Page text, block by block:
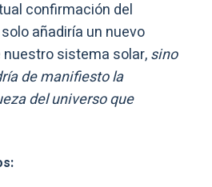
confirmación del
añadiría un nuevo
sistema solar,sino
de manifiesto la
del universo que